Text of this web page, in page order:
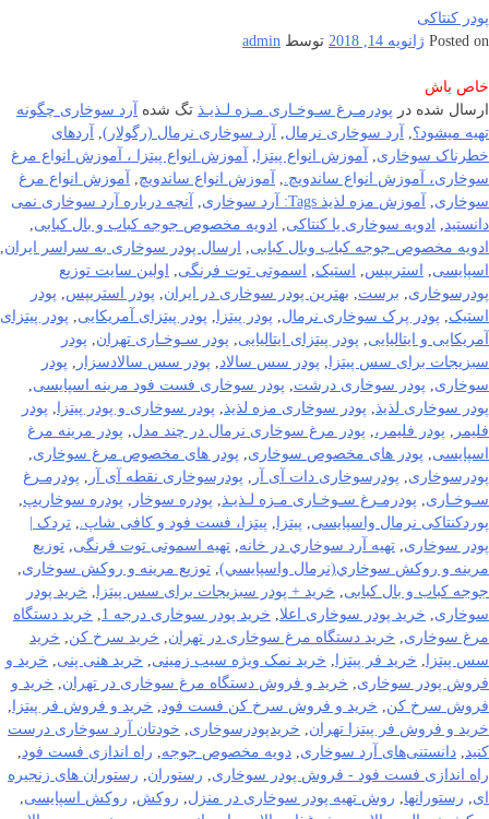
پودر کنتاکی
Posted on ژانویه 14, 2018 توسط admin
خاص باش
ارسال شده در پودرمـرغ سـوخـاری مـزه لـذیـذ تگ شده
آرد سوخاری چگونه
تهیه میشود؟, آرد سوخاری نرمال, آرد سوخاری نرمال (رگولار),
آردهای
خطرناک سوخاری, آموزش انواع پیتزا ,
آموزش انواع پیتزا ، آموزش انواع مرغ
سوخاری، آموزش انواع ساندویچ., آموزش انواع ساندویچ,
آموزش انواع مرغ
سوخاری, آموزش مزه لذیذ Tags: آرد سوخاری ,
آنچه درباره آرد سوخاری نمی
دانستید, ادویه سوخاری یا کنتاکی, ادویه مخصوص جوجه کباب و بال کبابی,
ادویه مخصوص جوجه کباب وبال کبابی, ارسال پودر سوخاری به سراسر ایران,
اسپایسی, استریپس, استیک, اسموتی توت فرنگی,
اولین سایت توزیع
پودرسوخاری, برست, بهترین پودر سوخاری در ایران, پودر استریپس, پودر
استیک, پودر پرک سوخاری نرمال, پودر پیتزا , پودر پیتزای آمریکایی, پودر پیتزای
آمریکایی و ایتالیایی, پودر پیتزای ایتالیایی, پودر سـوخـاری تهران, پودر
سبزیجات برای سس پیتزا , پودر سس سالاد, پودر سس سالادسزار , پودر
سوخاری, پودر سوخاری درشت, پودر سوخاری فست فود مرینه اسپایسی,
پودر سوخاری لذیذ, پودر سوخاری مزه لذیذ, پودر سوخاری و پودر پیتزا , پودر
فلیمر , پودر فلیمر،, پودر مرغ سوخاری نرمال در چند مدل, پودر مرینه مرغ
اسپایسی, پودر های مخصوص سوخاری, پودر های مخصوص مرغ سوخاری,
پودرسوخاری, پودرسوخاری دات آی آر , پودرسوخاری نقطه آی آر , پودرمـرغ
سـوخـاری, پودرمـرغ سـوخـاری مـزه لـذیـذ, پودره سوخار , پودره سوخاریپ,
پوردکنتاکی نرمال واسپایسی, پیتزا , پیتزا، فست فود و کافی شاپ., تردک |
پودر سوخاری, تهيه آرد سوخاري در خانه, تهیه اسموتی توت فرنگی, توزيع
مرينه و روکش سوخاري(نرمال واسپايسي), توزیع مرینه و روکش سوخاری,
جوجه کباب و بال کبابی, خرید + پودر سبزیجات برای سس پیتزا , خرید پودر
سوخاری, خرید پودر سوخاری اعلا, خرید پودر سوخاری درجه 1 , خرید دستگاه
مرغ سوخاری, خرید دستگاه مرغ سوخاری در تهران, خرید سرخ کن, خرید
سس پیتزا , خرید فر پیتزا , خرید نمک ویژه سیب زمینی, خرید هنی پنی, خرید و
فروش پودر سوخاری, خرید و فروش دستگاه مرغ سوخاری در تهران, خرید و
فروش سرخ کن, خرید و فروش سرخ کن فست فود, خرید و فروش فر پیتزا ,
خرید و فروش فر پیتزا تهران, خریدپودرسوخاری, خودتان آرد سوخاری درست
کنید, دانستنی‌های آرد سوخاری, دویه مخصوص جوجه, راه اندازی فست فود,
راه اندازی فست فود - فروش پودر سوخاری, رستوران, رستوران های زنجیره
ای, رستورانها, روش تهیه پودر سوخاری در منزل, روکش, روکش اسپایسی,